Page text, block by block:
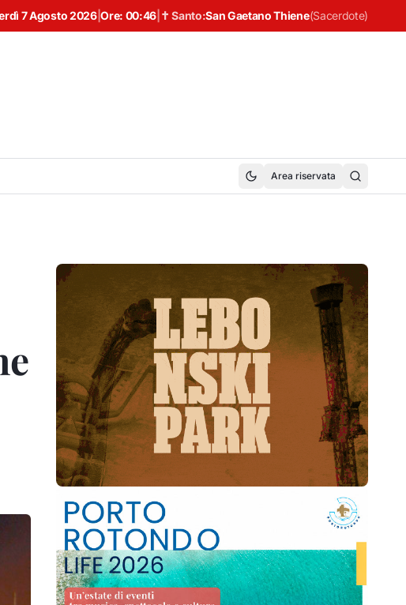
7 Agosto 2026|Ore: 00:46 ✝ Santo:San Gaetano Thiene(Sacerdote)
Area riservata